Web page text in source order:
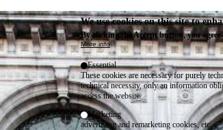
We use cookies on this site to
By clicking the Accept button, you agree
More info
Essential
These cookies are necessary for purely
technical necessity, only an information
access the website.
Marketing
advertising and remarketing cookies, etc.